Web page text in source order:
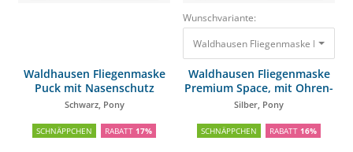
Waldhausen Fliegenmaske
Puck mit Nasenschutz
Schwarz, Pony
SCHNÄPPCHEN RABATT 17%
Wunschvariante:
Waldhausen Fliegenmaske
Waldhausen Fliegenmaske
Premium Space, mit Ohren-
& Nasenschutz
Silber, Pony
SCHNÄPPCHEN RABATT 16%